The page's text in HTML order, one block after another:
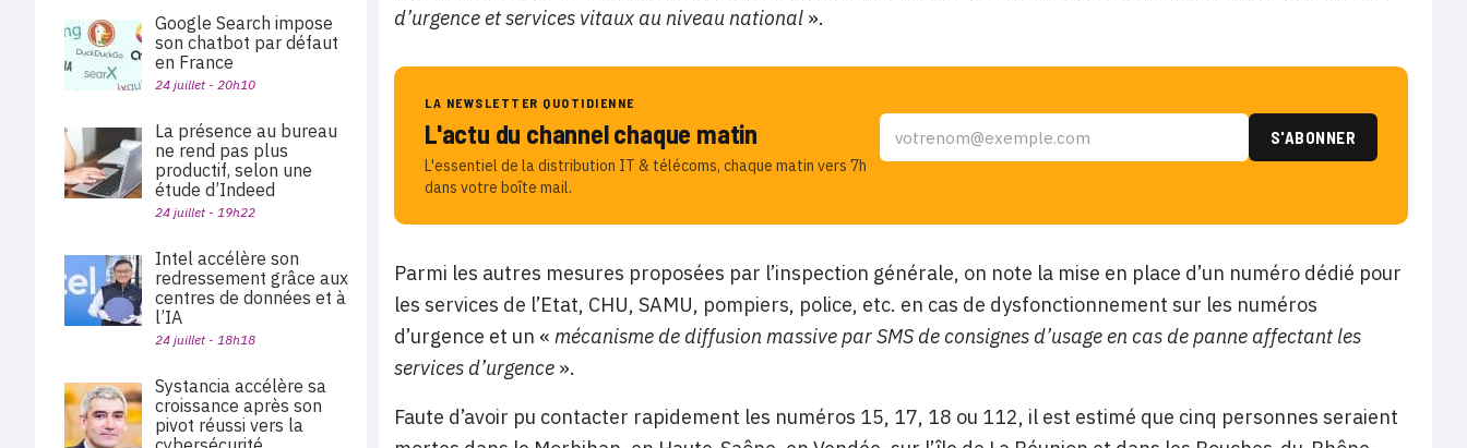
d’urgence et services vitaux au niveau national ».
LA NEWSLETTER QUOTIDIENNE
L'actu du channel chaque matin
L'essentiel de la distribution IT & télécoms, chaque matin vers 7h
dans votre boîte mail.
Parmi les autres mesures proposées par l’inspection générale, on note la mise en place d’un numéro dédié pour
les services de l’Etat, CHU, SAMU, pompiers, police, etc. en cas de dysfonctionnement sur les numéros
d’urgence et un « mécanisme de diffusion massive par SMS de consignes d’usage en cas de panne affectant les
services d’urgence ».
Faute d’avoir pu contacter rapidement les numéros 15, 17, 18 ou 112, il est estimé que cinq personnes seraient
Google Search impose
son chatbot par défaut
en France
24 juillet - 20h10
La présence au bureau
ne rend pas plus
productif, selon une
étude d’Indeed
24 juillet - 19h22
Intel accélère son
redressement grâce aux
centres de données et à
l’IA
24 juillet - 18h18
Systancia accélère sa
croissance après son
pivot réussi vers la